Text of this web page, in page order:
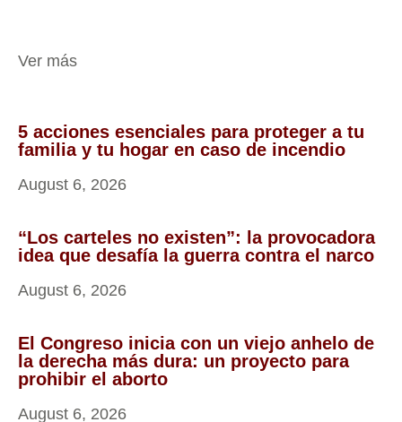
Ver más
5 acciones esenciales para proteger a tu
familia y tu hogar en caso de incendio
August 6, 2026
“Los carteles no existen”: la provocadora
idea que desafía la guerra contra el narco
August 6, 2026
El Congreso inicia con un viejo anhelo de
la derecha más dura: un proyecto para
prohibir el aborto
August 6, 2026